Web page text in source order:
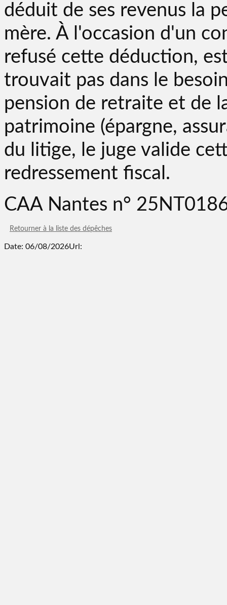
déduit de ses revenus la
mère. À l'occasion d'un
refusé cette déduction,
trouvait pas dans le
pension de retraite et de
patrimoine (épargne,
du litige, le juge valide
redressement fiscal.
CAA Nantes n°
Retourner à la liste des dépêches
Date: 06/08/2026Url: